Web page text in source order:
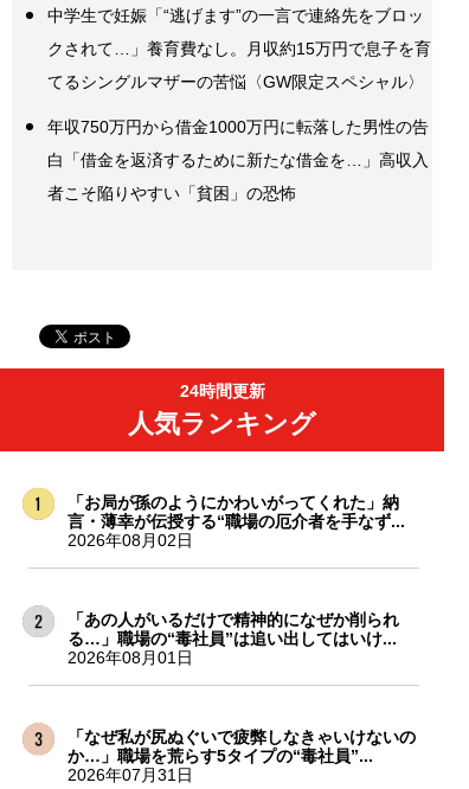
中学生で妊娠「“逃げます”の一言で連絡先をブロッ
クされて…」養育費なし。月収約15万円で息子を育
てるシングルマザーの苦悩〈GW限定スペシャル〉
年収750万円から借金1000万円に転落した男性の告
白「借金を返済するために新たな借金を…」高収入
者こそ陥りやすい「貧困」の恐怖
24時間更新
人気ランキング
「お局が孫のようにかわいがってくれた」納
言・薄幸が伝授する“職場の厄介者を手なず...
2026年08月02日
「あの人がいるだけで精神的になぜか削られ
る…」職場の“毒社員”は追い出してはいけ...
2026年08月01日
「なぜ私が尻ぬぐいで疲弊しなきゃいけないの
か…」職場を荒らす5タイプの“毒社員”...
2026年07月31日